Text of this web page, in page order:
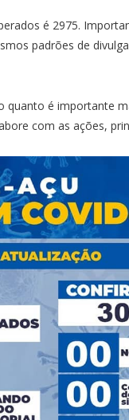
é 2975.
padrões de
quanto é importante
com as ações,